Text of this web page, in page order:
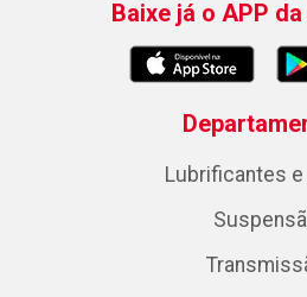
Baixe já o APP
Lubrificantes